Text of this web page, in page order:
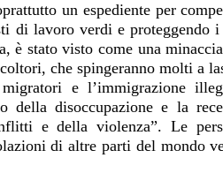
un espediente per
di lavoro verdi e proteggendo
stato visto come una
che spingeranno molti a
e l’immigrazione
disoccupazione e la
e della violenza”. Le
di altre parti del mondo